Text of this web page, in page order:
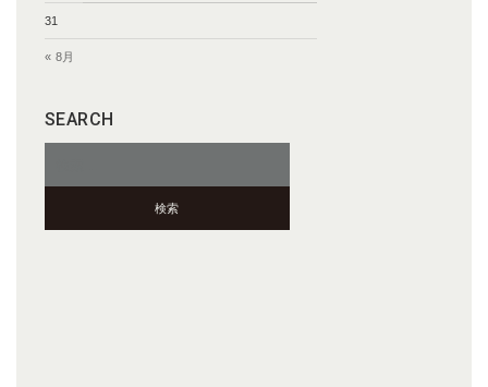
31
« 8月
SEARCH